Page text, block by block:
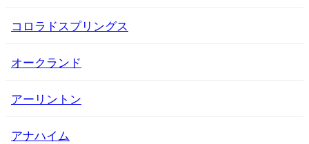
コロラドスプリングス
オークランド
アーリントン
アナハイム